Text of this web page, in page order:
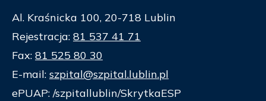
Al. Kraśnicka 100, 20-718 Lublin
Rejestracja: 81 537 41 71
Fax: 81 525 80 30
E-mail: szpital@szpital.lublin.pl
ePUAP: /szpitallublin/SkrytkaESP